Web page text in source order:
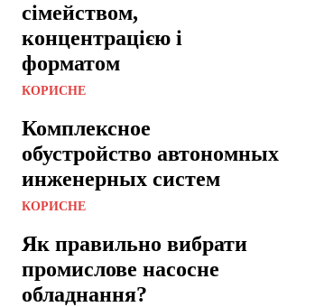
сімейством,
концентрацією і
форматом
КОРИСНЕ
Комплексное
обустройство автономных
инженерных систем
КОРИСНЕ
Як правильно вибрати
промислове насосне
обладнання?